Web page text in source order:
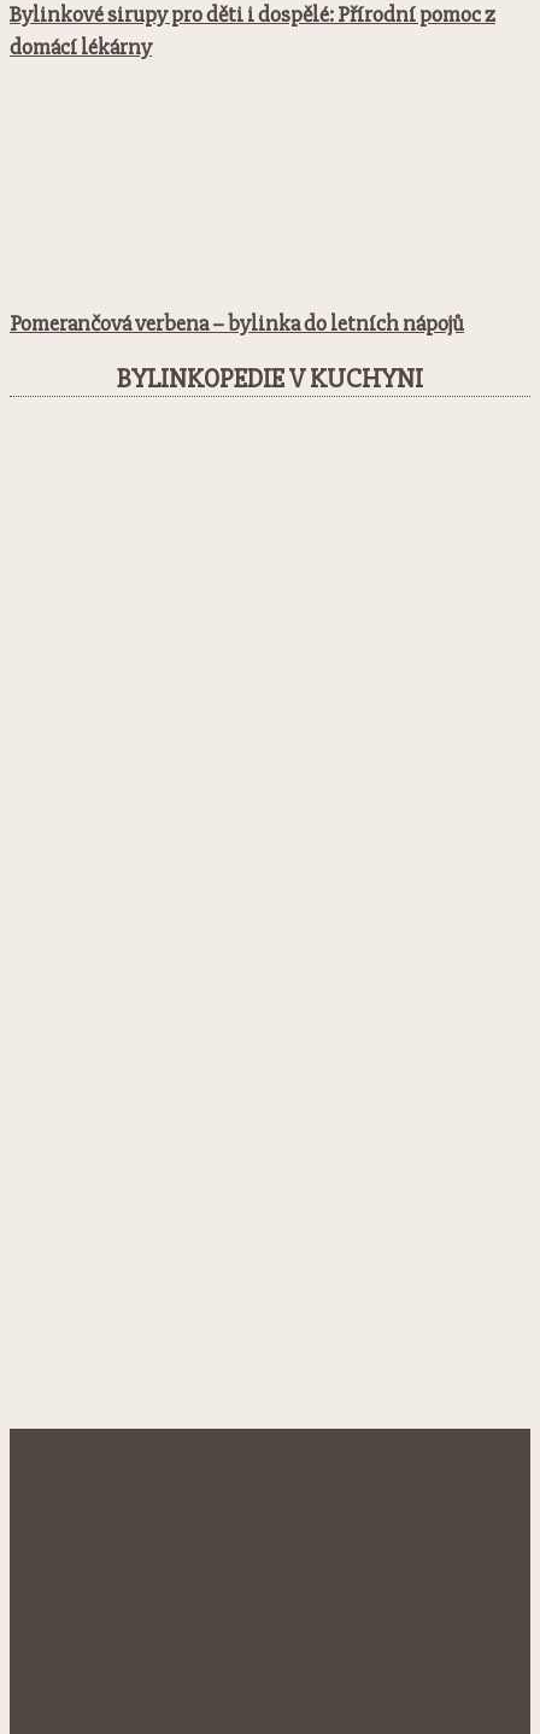
Bylinkové sirupy pro děti i dospělé: Přírodní pomoc z
domácí lékárny
Pomerančová verbena – bylinka do letních nápojů
BYLINKOPEDIE V KUCHYNI